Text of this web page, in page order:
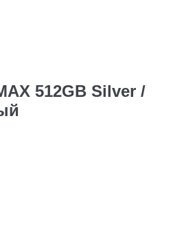
512GB Silver /